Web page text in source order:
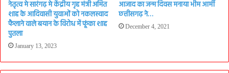
नेतृत्व मे सारंगढ़ मे केंद्रीय गृह मंत्री अमित
शाह के आदिवासी युवाओं को नकलस्वाद
फैलाने वाले बयान के विरोध में फूंका शाह
पुतला
January 13, 2023
आजाद का जन्म दिवस मनाया भीम आर्मी
छत्तीसगढ़ ने…
December 4, 2021